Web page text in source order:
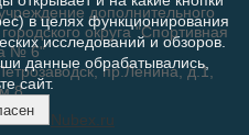
дополнительного
округа "Спортивная
№ 6"
пр.Ленина, д.1,
Nubex.ru
в целях функционирования
исследований и обзоров.
данные обрабатывались,
сайт.